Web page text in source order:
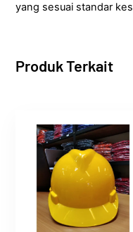
yang sesuai standar
Produk Terkait